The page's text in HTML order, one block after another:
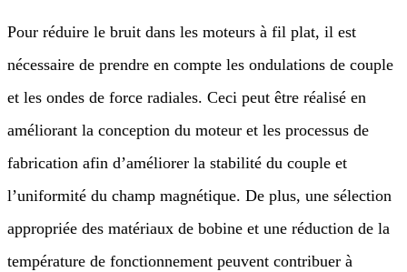
Pour réduire le bruit dans les moteurs à fil plat, il est
nécessaire de prendre en compte les ondulations de couple
et les ondes de force radiales. Ceci peut être réalisé en
améliorant la conception du moteur et les processus de
fabrication afin d’améliorer la stabilité du couple et
l’uniformité du champ magnétique. De plus, une sélection
appropriée des matériaux de bobine et une réduction de la
température de fonctionnement peuvent contribuer à